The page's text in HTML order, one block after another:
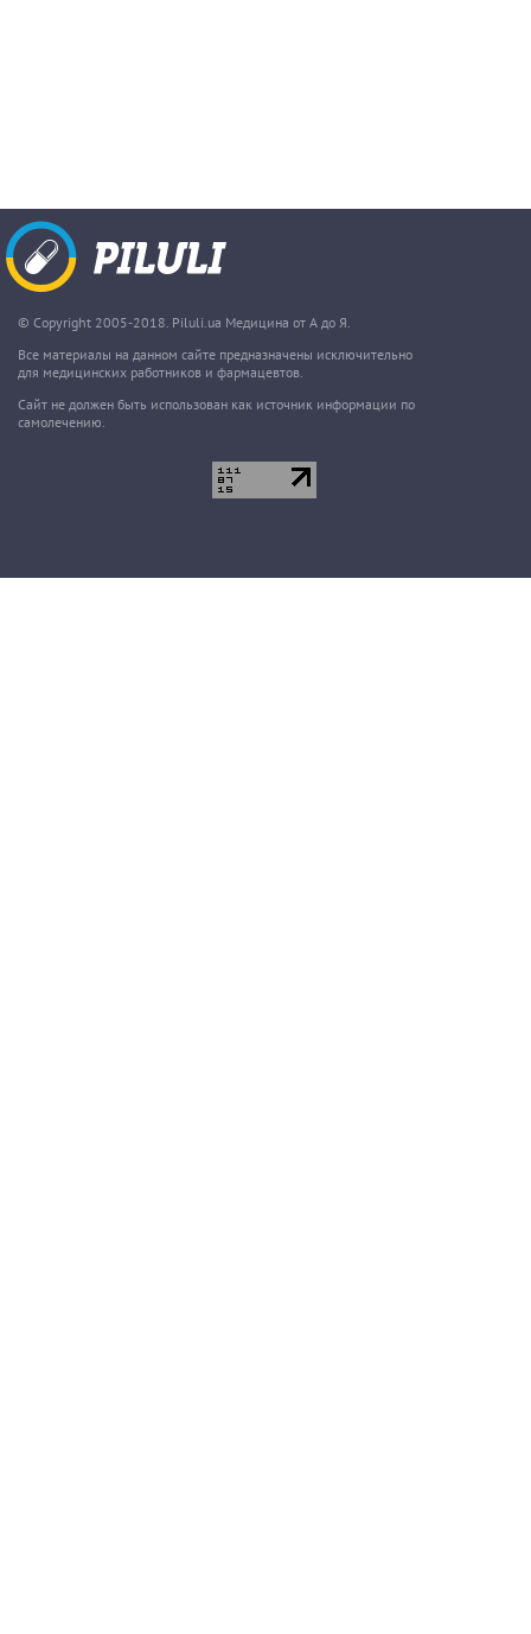
© Copyright 2005-2018. Piluli.ua Медицина от А до Я.
Все материалы на данном сайте предназначены исключительно
для медицинских работников и фармацевтов.
Сайт не должен быть использован как источник информации по
самолечению.